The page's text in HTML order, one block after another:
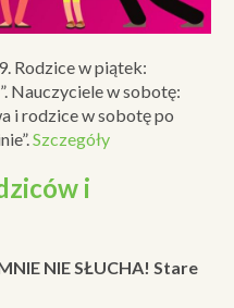
Rodzice w piątek:
Nauczyciele w sobotę:
i rodzice w sobotę po
Szczegóły
i
NIE SŁUCHA! Stare